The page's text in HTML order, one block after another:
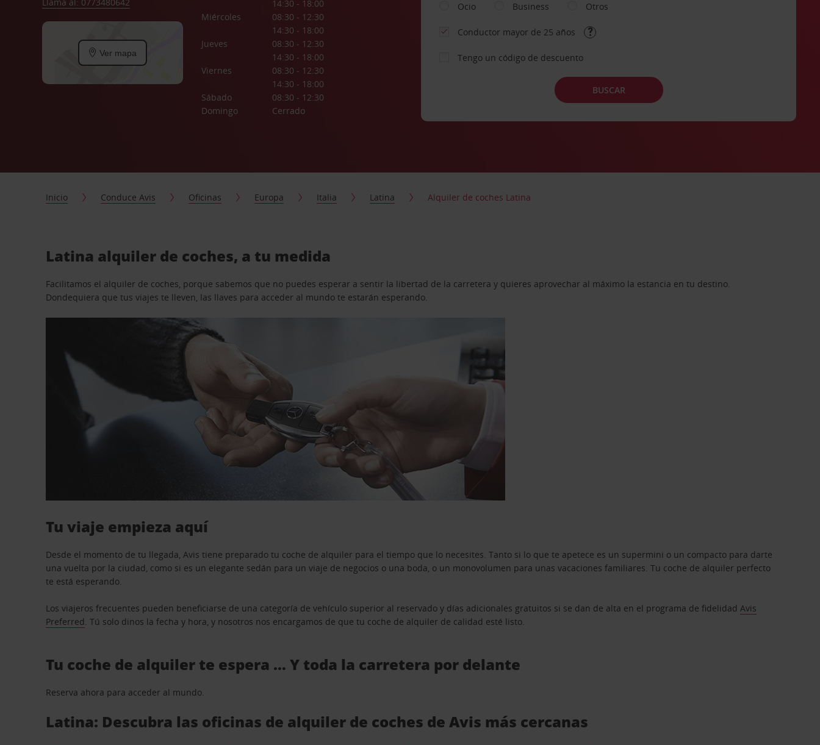
Ver mapa
14:30 - 18:00
Miércoles
08:30 - 12:30
14:30 - 18:00
Jueves
08:30 - 12:30
14:30 - 18:00
Viernes
08:30 - 12:30
14:30 - 18:00
Sábado
08:30 - 12:30
Domingo
Cerrado
Ocio
Business Otros
Conductor mayor de 25 años
Tengo un código de descuento
BUSCAR
Inicio Conduce Avis Oficinas Europa Italia Latina Alquiler de coches Latina
Latina alquiler de coches, a tu medida
Facilitamos el alquiler de coches, porque sabemos que no puedes esperar a sentir la libertad de la carretera y quieres aprovechar al máximo la estancia en tu destino.
Dondequiera que tus viajes te lleven, las llaves para acceder al mundo te estarán esperando.
Tu viaje empieza aquí
Desde el momento de tu llegada, Avis tiene preparado tu coche de alquiler para el tiempo que lo necesites. Tanto si lo que te apetece es un supermini o un compacto para darte
una vuelta por la ciudad, como si es un elegante sedán para un viaje de negocios o una boda, o un monovolumen para unas vacaciones familiares. Tu coche de alquiler perfecto
te está esperando.
Los viajeros frecuentes pueden beneficiarse de una categoría de vehículo superior al reservado y días adicionales gratuitos si se dan de alta en el programa de fidelidadAvis
Preferred. Tú solo dinos la fecha y hora, y nosotros nos encargamos de que tu coche de alquiler de calidad esté listo.
Tu coche de alquiler te espera … Y toda la carretera por delante
Reserva ahora para acceder al mundo.
Latina: Descubra las oficinas de alquiler de coches de Avis más cercanas